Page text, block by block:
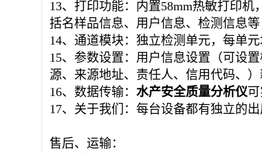
13、打印功能：内置58mm热敏打印
括名样品信息、用户信息、检测信息等
14、通道模块：独立检测单元，每单
15、参数设置：用户信息设置（可设
源、来源地址、责任人、信用代码、
16、数据传输： 水产安全质量分析仪
17、关于我们：每台设备都有独立的
售后、运输：